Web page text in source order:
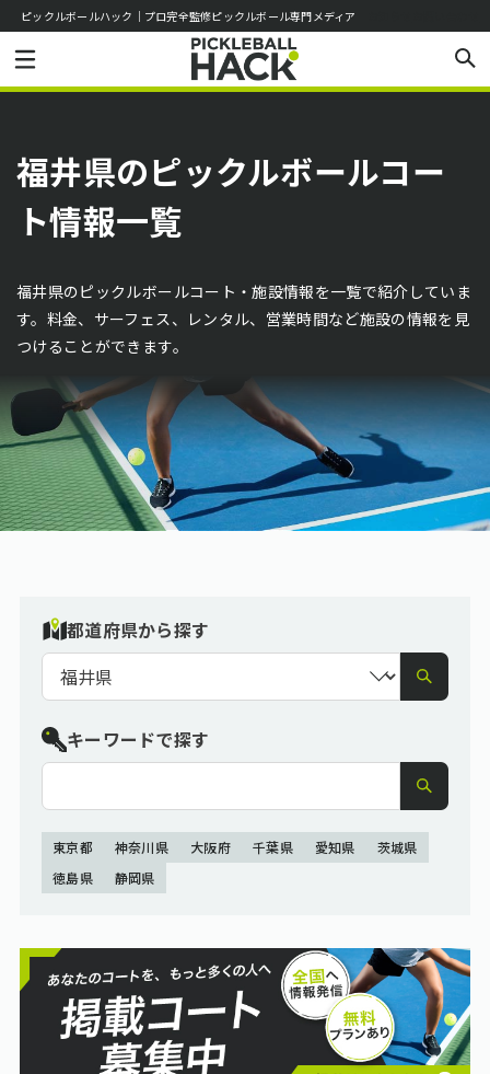
ピックルボールハック｜プロ完全監修ピックルボール専門メディア
福井県のピックルボールコー
ト情報一覧
福井県のピックルボールコート・施設情報を一覧で紹介していま
す。料金、サーフェス、レンタル、営業時間など施設の情報を見
つけることができます。
都道府県から探す
キーワードで探す
東京都 神奈川県 大阪府 千葉県 愛知県
茨城県
徳島県
静岡県